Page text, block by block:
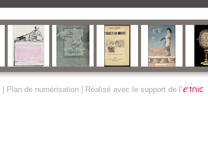
Plan de numérisation| Réalisé avec le support de l'